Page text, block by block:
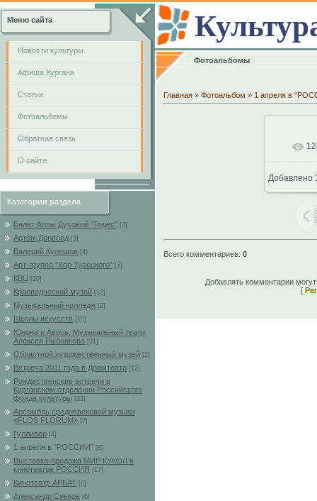
Меню сайта
Новости культуры
Афиша Кургана
Cтатьи
Фотоальбомы
Обратная связь
О сайте
Категории раздела
Балет Аллы Духовой "Тодес" [4]
Артём Дервоед [3]
Валерий Кулешов [4]
Арт-группа "Хор Турецкого" [7]
КВЦ [20]
Краеведческий музей [12]
Музыкальный колледж [2]
Школы искусств [15]
Юнона и Авось. Музыкальный театр
Алексея Рыбникова
[21]
Областной художественный музей [2]
Встреча 2011 года в Драмтеатр [12]
Рождественские встречи в
Курганском отделении Российского
фонда культуры
[33]
Ансамбль средневековой музыки
«FLOS FLORUM» [7]
Гулливер [4]
1 апреля в "РОССИИ" [8]
Выставка-продажа МИР КУКОЛ в
кинотеатре РОССИЯ
[17]
Кинотеатр АРБАТ [6]
Александр Сивков [6]
Фотоальбомы
Главная » Фотоальбом » 1 апреля в
В
Добавлено
Всего комментариев: 0
Добавлять комментарии
[